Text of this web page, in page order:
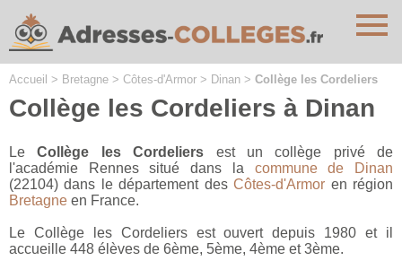
Accueil > Bretagne > Côtes-d'Armor > Dinan > Collège les Cordeliers
Collège les Cordeliers à Dinan
LeCollège les Cordeliers est un collège privé de
l'académie Rennes situé dans la commune de Dinan
(22104) dans le département desCôtes-d'Armor en région
Bretagne en France.
Le Collège les Cordeliers est ouvert depuis 1980 et il
accueille 448 élèves de 6ème, 5ème, 4ème et 3ème.